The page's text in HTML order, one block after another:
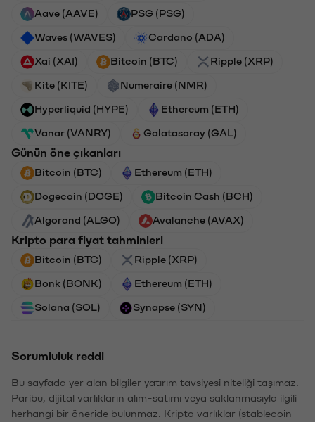
Aave (AAVE) PSG (PSG)
Waves (WAVES) Cardano (ADA)
Xai (XAI) Bitcoin (BTC) Ripple (XRP)
Kite (KITE) Numeraire (NMR)
Hyperliquid (HYPE) Ethereum (ETH)
Vanar (VANRY) Galatasaray (GAL)
Günün öne çıkanları
Bitcoin (BTC) Ethereum (ETH)
Dogecoin (DOGE) Bitcoin Cash (BCH)
Algorand (ALGO) Avalanche (AVAX)
Kripto para fiyat tahminleri
Bitcoin (BTC) Ripple (XRP)
Bonk (BONK) Ethereum (ETH)
Solana (SOL) Synapse (SYN)
Sorumluluk reddi
Bu sayfada yer alan bilgiler yatırım tavsiyesi niteliği taşımaz.
Paribu, dijital varlıkların alım-satımı veya saklanmasıyla ilgili
herhangi bir öneride bulunmaz. Kripto varlıklar (stablecoin